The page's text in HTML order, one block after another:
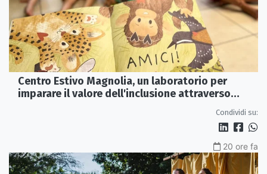
Centro Estivo Magnolia, un laboratorio per
imparare il valore dell'inclusione attraverso
Condividi su:
20 ore fa